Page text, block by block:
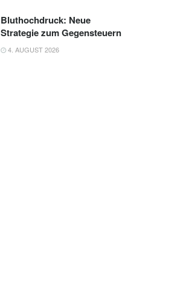
Bluthochdruck: Neue
Strategie zum Gegensteuern
4. AUGUST 2026